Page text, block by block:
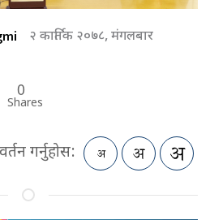
२ कार्तिक २०७८, मंगलबार
0
Shares
गर्नुहोस: